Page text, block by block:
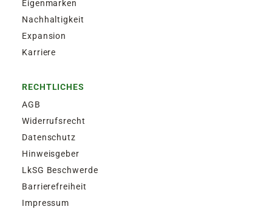
Eigenmarken
Nachhaltigkeit
Expansion
Karriere
RECHTLICHES
AGB
Widerrufsrecht
Datenschutz
Hinweisgeber
LkSG Beschwerde
Barrierefreiheit
Impressum